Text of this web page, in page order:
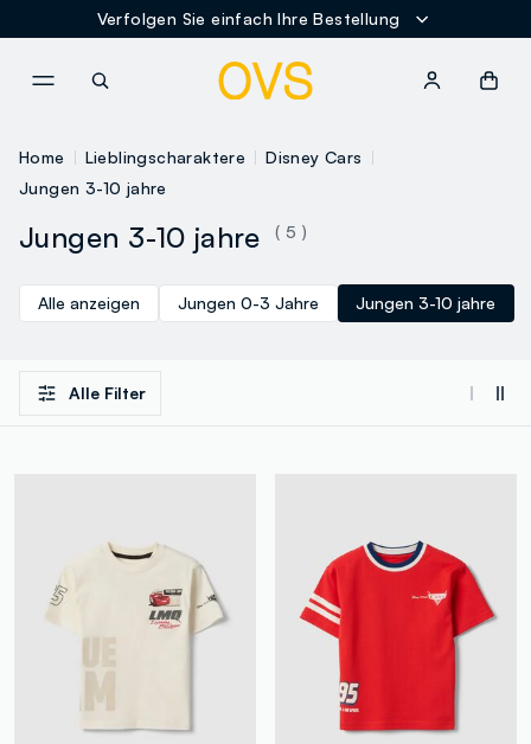
Verfolgen Sie einfach Ihre Bestellung
Home Lieblingscharaktere
Disney Cars
Jungen 3-10 jahre
Jungen 3-10 jahre ( 5 )
Alle anzeigen Jungen 0-3 Jahre Jungen 3-10 jahre
Alle Filter